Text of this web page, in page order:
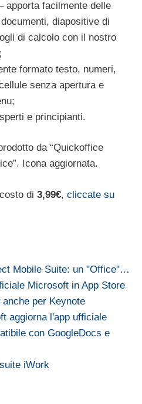
apporta facilmente delle
diapositive di
di calcolo con il nostro
formato testo, numeri,
senza apertura e
e principianti.
da “Quickoffice
Icona aggiornata.
di 3,99€, cliccate su
Mobile Suite: un "Office"…
Microsoft in App Store
per Keynote
aggiorna l'app ufficiale
con GoogleDocs e
iWork